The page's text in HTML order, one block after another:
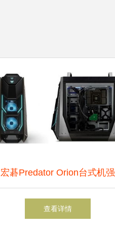
宏碁Predator Orion台式机强
势来袭 2000美元起售，游戏
查看详情